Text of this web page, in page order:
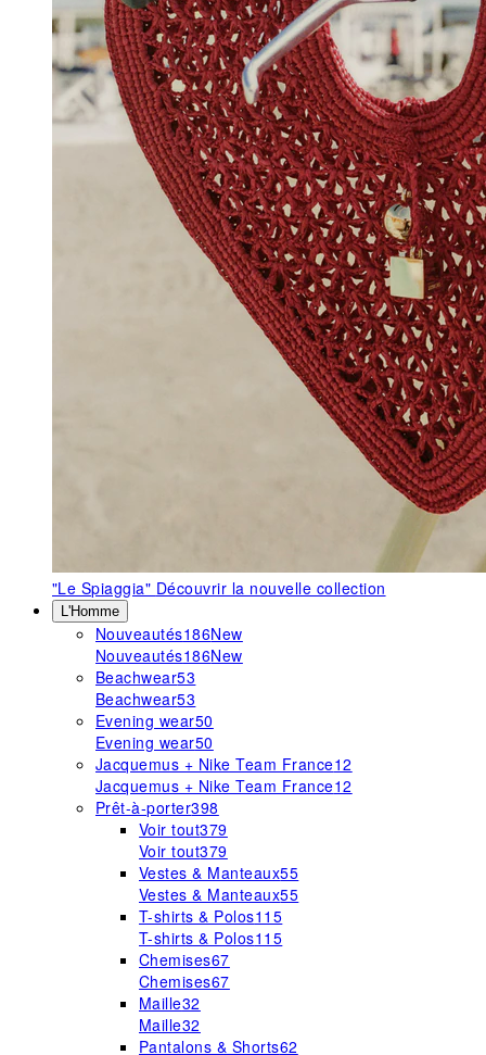
"Le Spiaggia" Découvrir la nouvelle collection
L'Homme
Nouveautés186New
Nouveautés186New
Beachwear53
Beachwear53
Evening wear50
Evening wear50
Jacquemus + Nike Team France12
Jacquemus + Nike Team France12
Prêt-à-porter398
Voir tout379
Voir tout379
Vestes & Manteaux55
Vestes & Manteaux55
T-shirts & Polos115
T-shirts & Polos115
Chemises67
Chemises67
Maille32
Maille32
Pantalons & Shorts62